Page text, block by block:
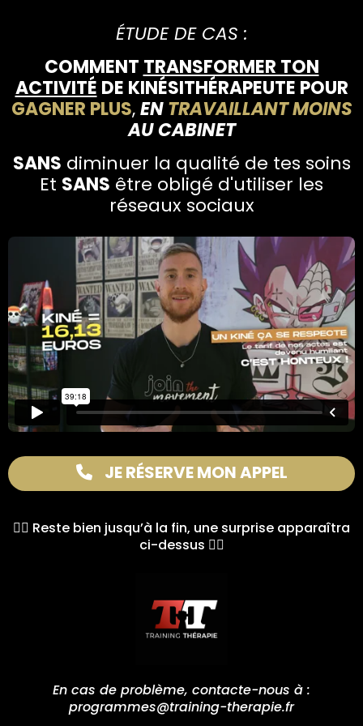
ÉTUDE DE CAS :
COMMENT TRANSFORMER TON
ACTIVITÉ DE KINÉSITHÉRAPEUTE POUR
GAGNER PLUS,ENTRAVAILLANT MOINS
AU CABINET
SANS diminuer la qualité de tes soins
Et SANS être obligé d'utiliser les
réseaux sociaux
JE RÉSERVE MON APPEL
👆🏼 Reste bien jusqu’à la fin, une surprise apparaîtra
ci-dessus 👆🏼
En cas de problème, contacte-nous à :
programmes@training-therapie.fr